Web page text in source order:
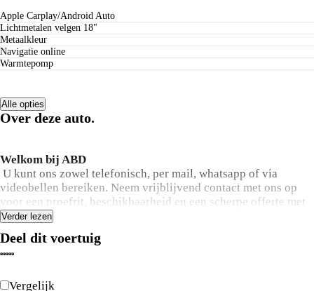
Apple Carplay/Android Auto
lichtmetalen velgen 18"
metaalkleur
navigatie online
warmtepomp
Alle opties
Over deze auto.
Welkom bij ABD
U kunt ons zowel telefonisch, per mail, whatsapp of via
videobellen bereiken. Neem vrijblijvend contact met ons op
voor een proefrit, beschikbaarheid en een scherpe offerte met
of zonder inruil van uw huidige auto. Heeft u een auto die u
wilt inruilen? Dan profiteert u van extra voordeel, want wij
bieden extra geld voor uw huidige auto! Stuur een e-mail naar
leads@abdrenault.nl of een WhatsApp naar 06-19636155.
*Elke avond koopavond!
Verder lezen
Deel dit voertuig
Vergelijk